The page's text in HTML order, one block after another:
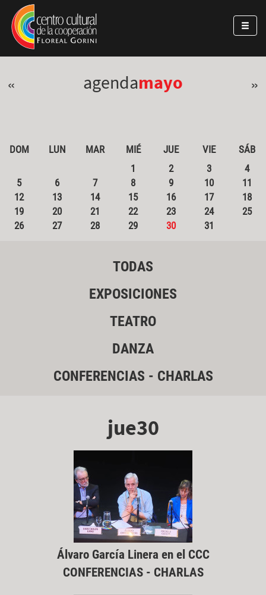
Pasar al contenido principal
Jump to main content
« agendamayo »
DOM LUN MAR MIÉ JUE VIE
SÁB
1
2 3
4
5
6 7 8 9 10
11
12
13 14 15 16 17
18
19
20 21 22 23 24
25
26
27 28 29 30 31
TODAS
EXPOSICIONES
TEATRO
DANZA
CONFERENCIAS - CHARLAS
jue30
Álvaro García Linera en el CCC
CONFERENCIAS - CHARLAS